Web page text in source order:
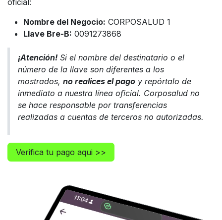
oficial:
Nombre del Negocio: CORPOSALUD 1
Llave Bre-B: 0091273868
¡Atención! Si el nombre del destinatario o el
número de la llave son diferentes a los
mostrados, no realices el pago y repórtalo de
inmediato a nuestra línea oficial. Corposalud no
se hace responsable por transferencias
realizadas a cuentas de terceros no autorizadas.
Verifica tu pago aqui >>